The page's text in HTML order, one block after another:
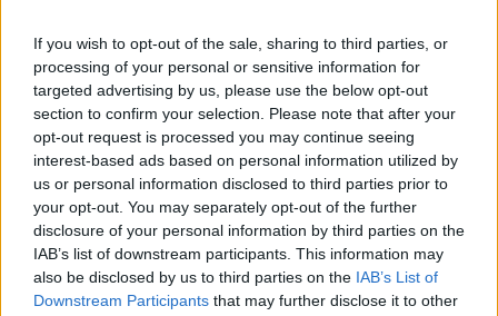
If you wish to opt-out of the sale, sharing to third parties, or
processing of your personal or sensitive information for
targeted advertising by us, please use the below opt-out
section to confirm your selection. Please note that after your
opt-out request is processed you may continue seeing
interest-based ads based on personal information utilized by
us or personal information disclosed to third parties prior to
your opt-out. You may separately opt-out of the further
disclosure of your personal information by third parties on the
IAB’s list of downstream participants. This information may
also be disclosed by us to third parties on the IAB’s List of
Downstream Participants that may further disclose it to other